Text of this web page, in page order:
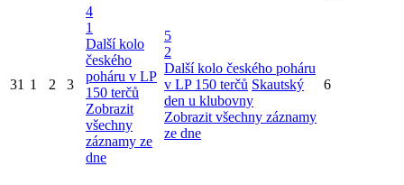
31 1 2 3
4
1
Další kolo
českého
poháru v LP
150 terčů
Zobrazit
všechny
záznamy ze
dne
5
2
Další kolo českého poháru
v LP 150 terčů Skautský
den u klubovny
Zobrazit všechny záznamy
ze dne
6